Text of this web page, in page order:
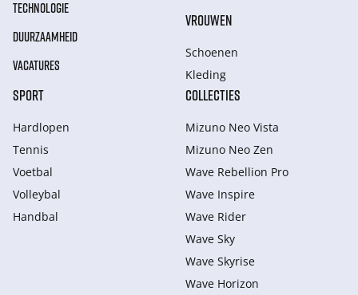
TECHNOLOGIE
DUURZAAMHEID
VACATURES
VROUWEN
Schoenen
Kleding
SPORT
Hardlopen
Tennis
Voetbal
Volleybal
Handbal
COLLECTIES
Mizuno Neo Vista
Mizuno Neo Zen
Wave Rebellion Pro
Wave Inspire
Wave Rider
Wave Sky
Wave Skyrise
Wave Horizon